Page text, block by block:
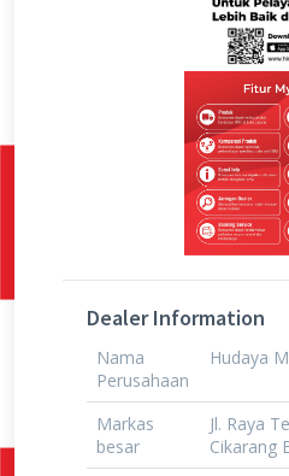
Dealer Information
Nama
Perusahaan
Hudaya
Markas
besar
Jl. Raya
Cikarang